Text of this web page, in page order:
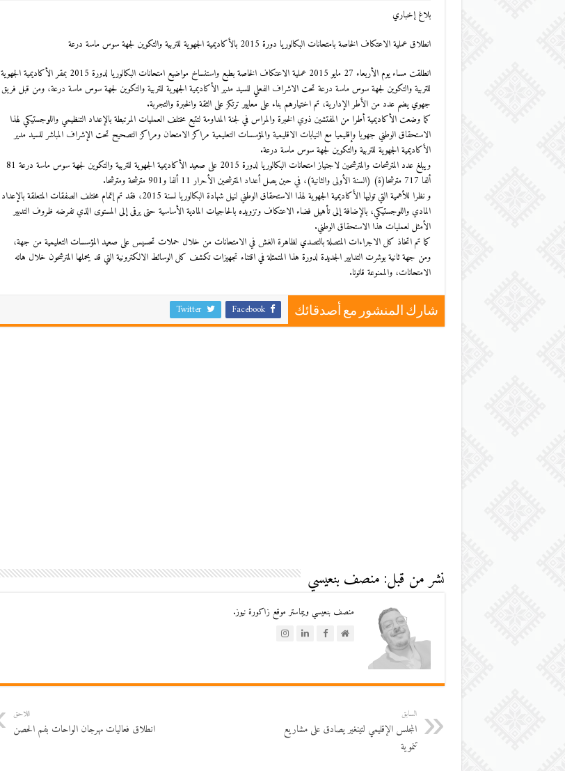
بلاغ إخباري
انطلاق عملية الاعتكاف الخاصة بامتحانات البكالوريا دورة 2015 بالأكاديمية الجهوية للتربية والتكوين لجهة سوس ماسة درعة
انطلقت مساء يوم الأربعاء 27 مايو 2015 عملية الاعتكاف الخاصة بطبع واستنساخ مواضيع امتحانات البكالوريا لدورة 2015 بمقر الأكاديمية الجهوية
للتربية والتكوين لجهة سوس ماسة درعة تحت الاشراف الفعلي للسيد مدير الأكاديمية الجهوية للتربية والتكوين لجهة سوس ماسة درعة، ومن قبل فريق
جهوي يضم عدد من الأطر الإدارية، تم اختيارهم بناء على معايير ترتكز على الثقة والخبرة والتجربة.
كما وضعت الأكاديمية أطرا من المفتشين ذوي الخبرة والمراس في لجنة المداومة لتتبع مختلف العمليات المرتبطة بالإعداد التنظيمي واللوجستيكي لهذا
الاستحقاق الوطني جهويا وإقليميا مع النيابات الاقليمية والمؤسسات التعليمية مراكز الامتحان ومراكز التصحيح تحت الإشراف المباشر للسيد مدير
الأكاديمية الجهوية للتربية والتكوين لجهة سوس ماسة درعة.
ويبلغ عدد المترشحات والمترشحين لاجتياز امتحانات البكالوريا لدورة 2015 على صعيد الأكاديمية الجهوية للتربية والتكوين لجهة سوس ماسة درعة 81
ألفا 717 مترشحا(ة) (السنة الأولى والثانية)، في حين يصل أعداد المترشحين الأحرار 11 ألفا و901 مترشحة ومترشحا.
و نظرا للأهمية التي توليها الأكاديمية الجهوية لهذا الاستحقاق الوطني لنيل شهادة البكالوريا لسنة 2015، فقد تم إتمام مختلف الصفقات المتعلقة بالإعداد
المادي واللوجستيكي، بالإضافة إلى تأهيل فضاء الاعتكاف وتزويده بالحاجيات المادية الأساسية حتى يرقى إلى المستوى الذي تفرضه ظروف التدبير
الأمثل لعمليات هذا الاستحقاق الوطني.
كما تم اتخاذ كل الاجراءات المتصلة بالتصدي لظاهرة الغش في الامتحانات من خلال حملات تحسيس على صعيد المؤسسات التعليمية من جهة،
ومن جهة ثانية بوشرت التدابير الجديدة لدورة هذا المتمثلة في اقتناء تجهيزات تكشف كل الوسائط الالكترونية التي قد يحملها المترشحون خلال هاته
الامتحانات، والممنوعة قانونا.
شارك المنشور مع أصدقائك Facebook
Twitter
نشر من قبل: منصف بنعيسي
منصف بنعيسي ويبماستر موقع زاكورة نيوز.
السابق
المجلس الإقليمي لتينغير يصادق على مشاريع
تنموية
اللاحق
انطلاق فعاليات مهرجان الواحات بفم الحصن